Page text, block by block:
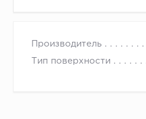
Производитель
Тип поверхности